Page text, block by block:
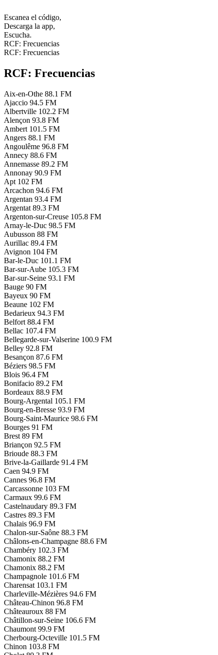
Escanea el código,
Descarga la app,
Escucha.
RCF: Frecuencias
RCF: Frecuencias
RCF: Frecuencias
Aix-en-Othe 88.1 FM
Ajaccio 94.5 FM
Albertville 102.2 FM
Alençon 93.8 FM
Ambert 101.5 FM
Angers 88.1 FM
Angoulême 96.8 FM
Annecy 88.6 FM
Annemasse 89.2 FM
Annonay 90.9 FM
Apt 102 FM
Arcachon 94.6 FM
Argentan 93.4 FM
Argentat 89.3 FM
Argenton-sur-Creuse 105.8 FM
Arnay-le-Duc 98.5 FM
Aubusson 88 FM
Aurillac 89.4 FM
Avignon 104 FM
Bar-le-Duc 101.1 FM
Bar-sur-Aube 105.3 FM
Bar-sur-Seine 93.1 FM
Bauge 90 FM
Bayeux 90 FM
Beaune 102 FM
Bedarieux 94.3 FM
Belfort 88.4 FM
Bellac 107.4 FM
Bellegarde-sur-Valserine 100.9 FM
Belley 92.8 FM
Besançon 87.6 FM
Béziers 98.5 FM
Blois 96.4 FM
Bonifacio 89.2 FM
Bordeaux 88.9 FM
Bourg-Argental 105.1 FM
Bourg-en-Bresse 93.9 FM
Bourg-Saint-Maurice 98.6 FM
Bourges 91 FM
Brest 89 FM
Briançon 92.5 FM
Brioude 88.3 FM
Brive-la-Gaillarde 91.4 FM
Caen 94.9 FM
Cannes 96.8 FM
Carcassonne 103 FM
Carmaux 99.6 FM
Castelnaudary 89.3 FM
Castres 89.3 FM
Chalais 96.9 FM
Chalon-sur-Saône 88.3 FM
Châlons-en-Champagne 88.6 FM
Chambéry 102.3 FM
Chamonix 88.2 FM
Chamonix 88.2 FM
Champagnole 101.6 FM
Charensat 103.1 FM
Charleville-Mézières 94.6 FM
Château-Chinon 96.8 FM
Châteauroux 88 FM
Châtillon-sur-Seine 106.6 FM
Chaumont 99.9 FM
Cherbourg-Octeville 101.5 FM
Chinon 103.8 FM